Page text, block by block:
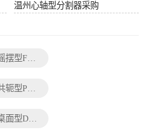
温州心轴型分割器采购
升降摇摆型FH系列
平台桌面型DT系列